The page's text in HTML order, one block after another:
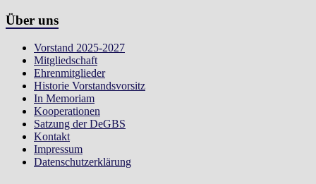
Über uns
Vorstand 2025-2027
Mitgliedschaft
Ehrenmitglieder
Historie Vorstandsvorsitz
In Memoriam
Kooperationen
Satzung der DeGBS
Kontakt
Impressum
Datenschutzerklärung